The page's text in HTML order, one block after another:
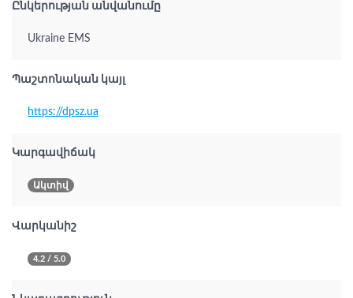
Ընկերության անվանումը
Ukraine EMS
Պաշտոնական կայլ
https://dpsz.ua
Կարգավիճակ
Ակտիվ
Վարկանիշ
4.2 / 5.0